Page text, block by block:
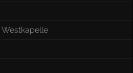
Westkapelle